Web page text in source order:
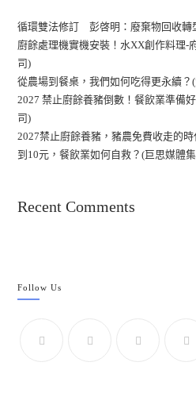
循環雙法修訂 彭啓明：廢棄物回收轉
廚餘處理機實機安裝！水XX創作料理-
司)
從農場到餐桌，我們如何吃得更永續
2027 禁止廚餘養豬倒數！餐飲業準備
司)
2027禁止廚餘養豬，豬農免費收走的
到10元，餐飲業如何自救？(巨思媒體
Recent Comments
Follow Us